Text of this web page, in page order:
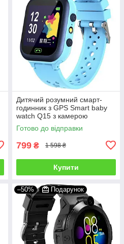
Дитячий розумний смарт-
годинник з GPS Smart baby
watch Q15 з камерою
прослуховуванням сім-
картою Блакитний
Готово до відправки
799 ₴ 1 598 ₴
Купити
–50% Подарунок